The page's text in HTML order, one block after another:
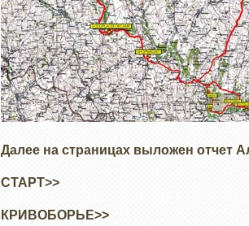
Далее на страницах выложен отчет
СТАРТ>>
КРИВОБОРЬЕ>>